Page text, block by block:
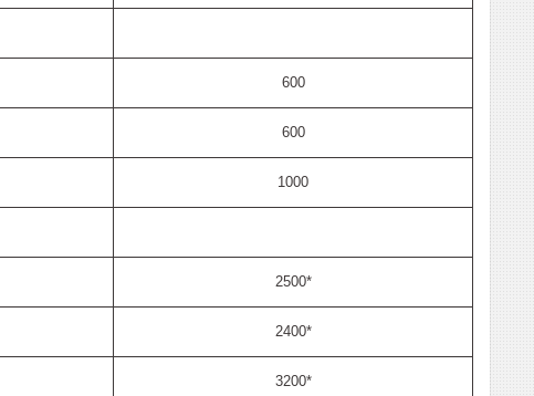
600
600
1000
2500*
2400*
3200*